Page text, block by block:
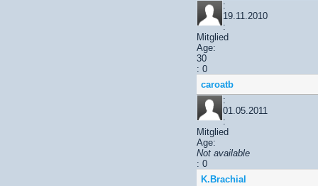
:
19.11.2010
:
Mitglied
Age:
30
: 0
caroatb
:
01.05.2011
:
Mitglied
Age:
Not available
: 0
K.Brachial